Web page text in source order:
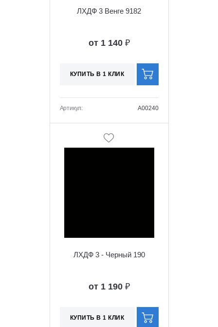
ЛХДФ 3 Венге 9182
от 1 140 ₽
КУПИТЬ В 1 КЛИК
Артикул: A00240
ЛХДФ 3 - Черный 190
от 1 190 ₽
КУПИТЬ В 1 КЛИК